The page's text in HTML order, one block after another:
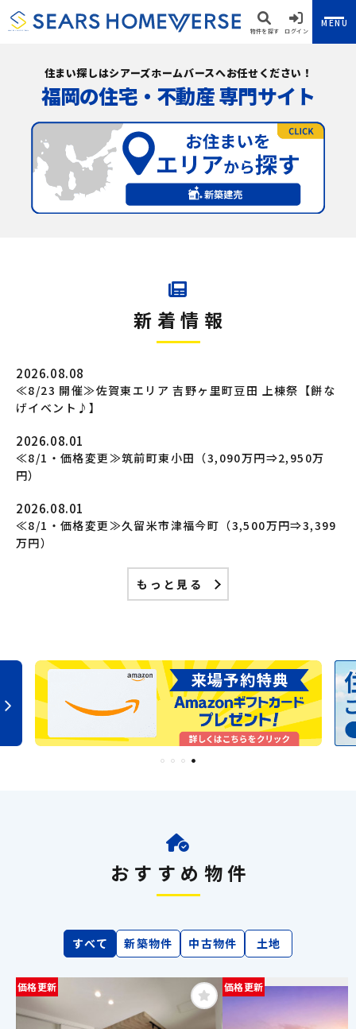
物件を探す ログイン
MENU
住まい探しはシアーズホームバースへお任せください！
福岡の住宅・不動産 専門サイト
新着情報
2026.08.08
≪8/23 開催≫佐賀東エリア 吉野ヶ里町豆田 上棟祭【餅な
げイベント♪】
2026.08.01
≪8/1・価格変更≫筑前町東小田（3,090万円⇒2,950万
円）
2026.08.01
≪8/1・価格変更≫久留米市津福今町（3,500万円⇒3,399
万円）
もっと見る
おすすめ物件
すべて 新築物件 中古物件 土地
価格更新 価格更新